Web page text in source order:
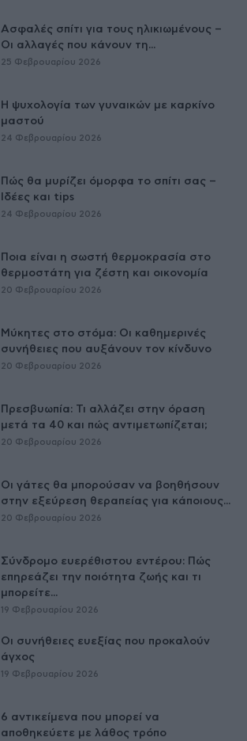
Ασφαλές σπίτι για τους ηλικιωμένους –
Οι αλλαγές που κάνουν τη...
25 Φεβρουαρίου 2026
Η ψυχολογία των γυναικών με καρκίνο
μαστού
24 Φεβρουαρίου 2026
Πώς θα μυρίζει όμορφα το σπίτι σας –
Ιδέες και tips
24 Φεβρουαρίου 2026
Ποια είναι η σωστή θερμοκρασία στο
θερμοστάτη για ζέστη και οικονομία
20 Φεβρουαρίου 2026
Μύκητες στο στόμα: Οι καθημερινές
συνήθειες που αυξάνουν τον κίνδυνο
20 Φεβρουαρίου 2026
Πρεσβυωπία: Τι αλλάζει στην όραση
μετά τα 40 και πώς αντιμετωπίζεται;
20 Φεβρουαρίου 2026
Οι γάτες θα μπορούσαν να βοηθήσουν
στην εξεύρεση θεραπείας για κάποιους...
20 Φεβρουαρίου 2026
Σύνδρομο ευερέθιστου εντέρου: Πώς
επηρεάζει την ποιότητα ζωής και τι
μπορείτε...
19 Φεβρουαρίου 2026
Οι συνήθειες ευεξίας που προκαλούν
άγχος
19 Φεβρουαρίου 2026
6 αντικείμενα που μπορεί να
αποθηκεύετε με λάθος τρόπο